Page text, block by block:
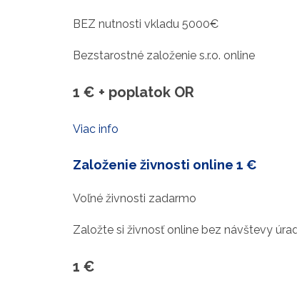
BEZ nutnosti vkladu 5000€
Bezstarostné založenie s.r.o. online
1 € + poplatok OR
Viac info
Založenie živnosti online 1 €
Voľné živnosti zadarmo
Založte si živnosť online bez návštevy
1 €